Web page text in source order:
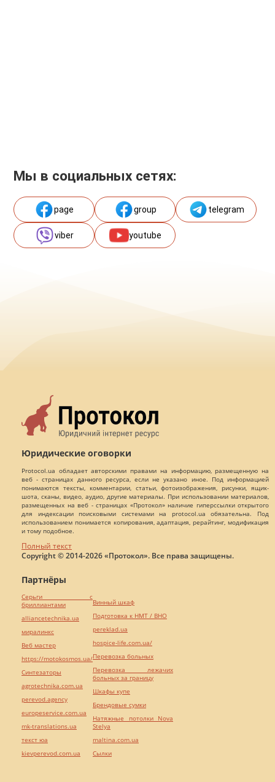
Мы в социальных сетях:
page group telegram
viber youtube
Юридические оговорки
Protocol.ua обладает авторскими правами на информацию, размещенную на
веб - страницах данного ресурса, если не указано иное. Под информацией
понимаются тексты, комментарии, статьи, фотоизображения, рисунки, ящик-
шота, сканы, видео, аудио, другие материалы. При использовании материалов,
размещенных на веб - страницах «Протокол» наличие гиперссылки открытого
для индексации поисковыми системами на protocol.ua обязательна. Под
использованием понимается копирования, адаптация, рерайтинг, модификация
и тому подобное.
Полный текст
Copyright © 2014-2026 «Протокол». Все права защищены.
Партнёры
Серьги с
бриллиантами
alliancetechnika.ua
миралинкс
Веб мастер
https://motokosmos.ua/
Синтезаторы
agrotechnika.com.ua
perevod.agency
europeservice.com.ua
mk-translations.ua
текст юа
kievperevod.com.ua
Винный шкаф
Подготовка к НМТ / ВНО
pereklad.ua
hospice-life.com.ua/
Перевозка больных
Перевозка лежачих
больных за границу
Шкафы купе
Брендовые сумки
Натяжные потолки Nova
Stelya
maltina.com.ua
Cылки